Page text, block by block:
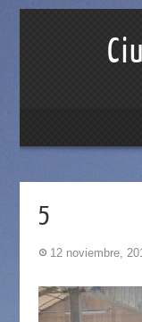
5
12 noviembre,